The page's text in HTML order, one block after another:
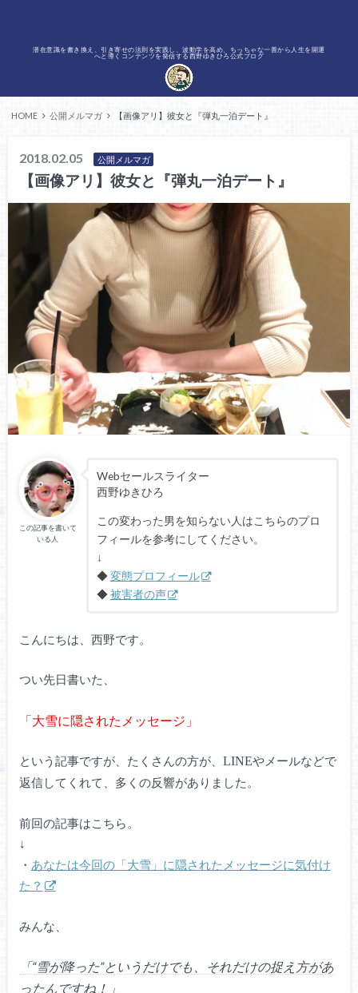
潜在意識を書き換え、引き寄せの法則を実践し、波動学を高め、ちっちゃな一善から人生を開運
へと導くコンテンツを発信する西野ゆきひろ公式ブログ
HOME 公開メルマガ 【画像アリ】彼女と『弾丸一泊デート』
2018.02.05 公開メルマガ
【画像アリ】彼女と『弾丸一泊デート』
この記事を書いて
いる人
Webセールスライター
西野ゆきひろ
この変わった男を知らない人はこちらのプロ
フィールを参考にしてください。
↓
◆変態プロフィール
◆被害者の声
こんにちは、西野です。
つい先日書いた、
「大雪に隠されたメッセージ」
という記事ですが、たくさんの方が、 LINEやメールなどで
返信してくれて、多くの反響がありました。
前回の記事はこちら。
↓
・ あなたは今回の「大雪」に隠されたメッセージに気付け
た？
みんな、
「“雪が降った”というだけでも、それだけの捉え方があ
ったんですね！」